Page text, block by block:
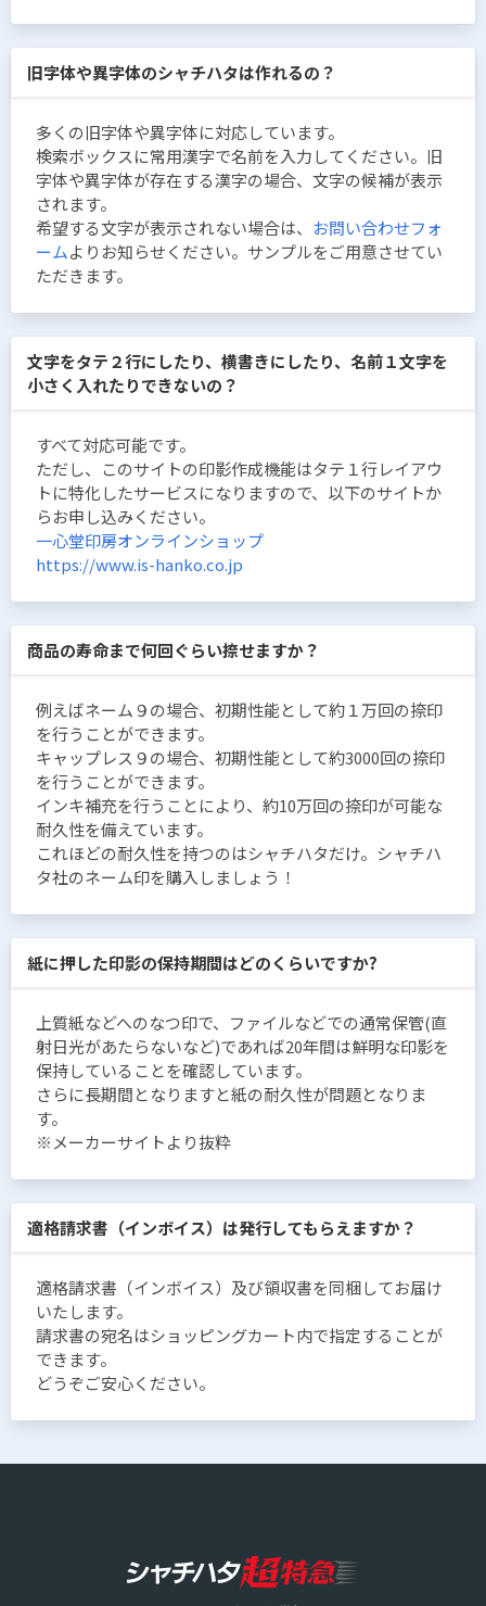
旧字体や異字体のシャチハタは作れるの？
多くの旧字体や異字体に対応しています。
検索ボックスに常用漢字で名前を入力してください。旧
字体や異字体が存在する漢字の場合、文字の候補が表示
されます。
希望する文字が表示されない場合は、 お問い合わせフォ
ームよりお知らせください。サンプルをご用意させてい
ただきます。
文字をタテ２行にしたり、横書きにしたり、名前１文字を
小さく入れたりできないの？
すべて対応可能です。
ただし、このサイトの印影作成機能はタテ１行レイアウ
トに特化したサービスになりますので、以下のサイトか
らお申し込みください。
一心堂印房オンラインショップ
https://www.is-hanko.co.jp
商品の寿命まで何回ぐらい捺せますか？
例えばネーム９の場合、初期性能として約１万回の捺印
を行うことができます。
キャップレス９の場合、初期性能として約3000回の捺印
を行うことができます。
インキ補充を行うことにより、約10万回の捺印が可能な
耐久性を備えています。
これほどの耐久性を持つのはシャチハタだけ。シャチハ
タ社のネーム印を購入しましょう！
紙に押した印影の保持期間はどのくらいですか?
上質紙などへのなつ印で、ファイルなどでの通常保管(直
射日光があたらないなど)であれば20年間は鮮明な印影を
保持していることを確認しています。
さらに長期間となりますと紙の耐久性が問題となりま
す。
※メーカーサイトより抜粋
適格請求書（インボイス）は発行してもらえますか？
適格請求書（インボイス）及び領収書を同梱してお届け
いたします。
請求書の宛名はショッピングカート内で指定することが
できます。
どうぞご安心ください。